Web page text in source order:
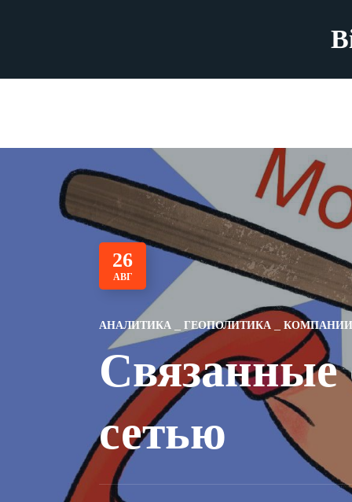
26
АВГ
АНАЛИТИКА ГЕОПОЛИТИКА КОМПАНИИ
Связанные
сетью